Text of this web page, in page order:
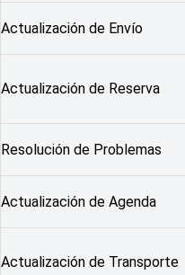
Actualización de Envío
Actualización de Reserva
Resolución de Problemas
Actualización de Agenda
Actualización de Transporte